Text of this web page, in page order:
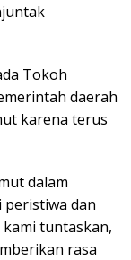
Tokoh
daerah
karena terus
dalam
peristiwa dan
tuntaskan,
rasa